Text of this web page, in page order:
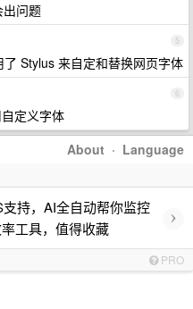
问题
5
Stylus 来自定和替换网页字体
6
定义字体
About · Language
持，AI全自动帮你监控
工具，值得收藏
›
PRO